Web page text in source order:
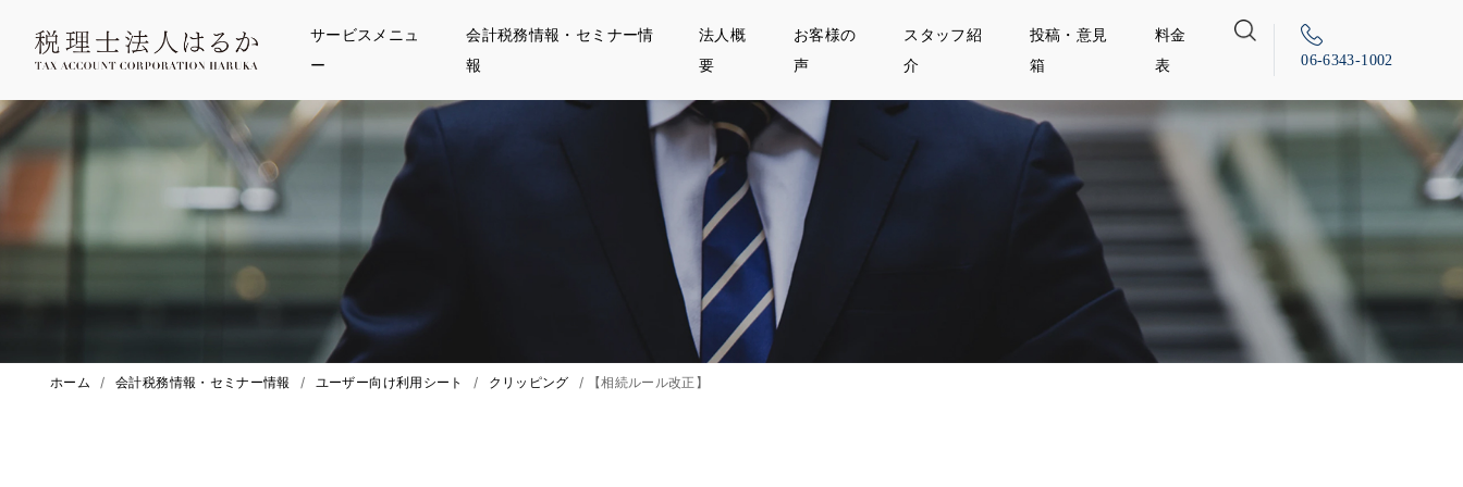
サービスメニュ
ー
会計税務情報・セミナー情
報
法人概
要
お客様の
声
スタッフ紹
介
投稿・意見
箱
料金
表
06-6343-1002
ホーム / 会計税務情報・セミナー情報 / ユーザー向け利用シート / クリッピング / 【相続ルール改正】